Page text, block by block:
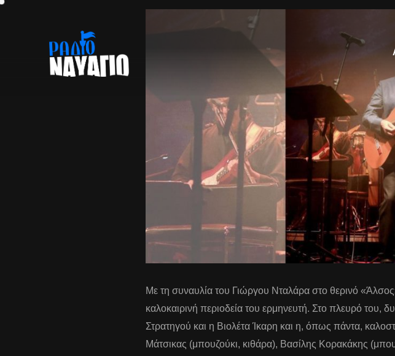
Με τη συναυλία του Γιώργου Νταλάρα στο θερινό
καλοκαιρινή περιοδεία του ερμηνευτή. Στο πλευρό του,
Στρατηγού και η Βιολέτα Ίκαρη και η, όπως πάντα,
Μάτσικας (μπουζούκι, κιθάρα), Βασίλης Κορακάκης